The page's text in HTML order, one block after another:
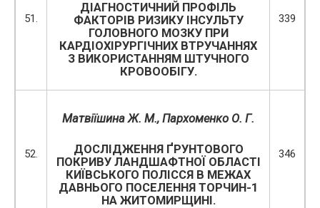
51.
ДІАГНОСТИЧНИЙ ПРОФІЛЬ
ФАКТОРІВ РИЗИКУ ІНСУЛЬТУ
ГОЛОВНОГО МОЗКУ ПРИ
КАРДІОХІРУРГІЧНИХ ВТРУЧАННЯХ
З ВИКОРИСТАННЯМ ШТУЧНОГО
КРОВООБІГУ.
339
52.
Матвіїшина Ж. М., Пархоменко О. Г.
ДОСЛІДЖЕННЯ ҐРУНТОВОГО
ПОКРИВУ ЛАНДШАФТНОЇ ОБЛАСТІ
КИЇВСЬКОГО ПОЛІССЯ В МЕЖАХ
ДАВНЬОГО ПОСЕЛЕННЯ ТОРЧИН-1
НА ЖИТОМИРЩИНІ.
346